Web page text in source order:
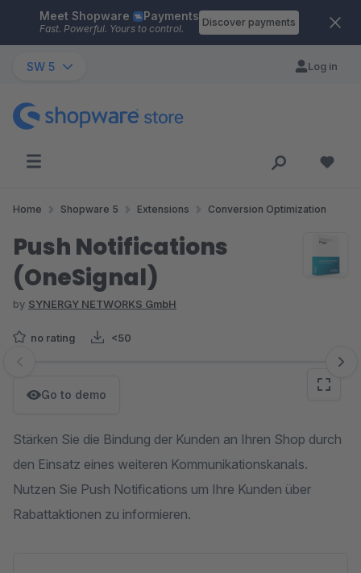
Skip to main content
Meet Shopware Payments
Fast. Powerful. Yours to control.
Discover payments
SW 5 Log in
Home Shopware 5 Extensions Conversion Optimization
Push Notifications
(OneSignal)
by SYNERGY NETWORKS GmbH
no rating <50
Skip image gallery
Go to demo
Stärken Sie die Bindung der Kunden an Ihren Shop durch
den Einsatz eines weiteren Kommunikationskanals.
Nutzen Sie Push Notifications um Ihre Kunden über
Rabattaktionen zu informieren.